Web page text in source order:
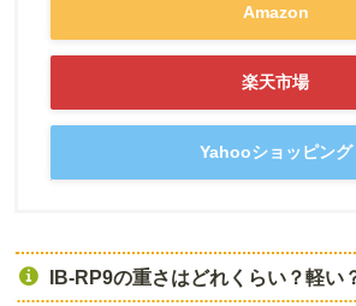
Amazon
楽天市場
Yahooショッピング
IB-RP9の重さはどれくらい？軽い